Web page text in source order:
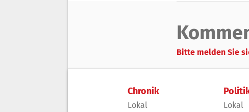
Bitte melden Sie
Chronik
Lokal
Lokal